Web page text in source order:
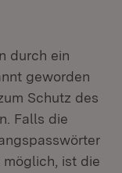
durch ein
geworden
Schutz des
Falls die
ist die